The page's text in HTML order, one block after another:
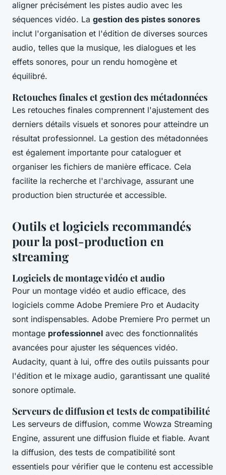
aligner précisément les pistes audio avec les
séquences vidéo. La gestion des pistes sonores
inclut l'organisation et l'édition de diverses sources
audio, telles que la musique, les dialogues et les
effets sonores, pour un rendu homogène et
équilibré.
Retouches finales et gestion des métadonnées
Les retouches finales comprennent l'ajustement des
derniers détails visuels et sonores pour atteindre un
résultat professionnel. La gestion des métadonnées
est également importante pour cataloguer et
organiser les fichiers de manière efficace. Cela
facilite la recherche et l'archivage, assurant une
production bien structurée et accessible.
Outils et logiciels recommandés
pour la post-production en
streaming
Logiciels de montage vidéo et audio
Pour un montage vidéo et audio efficace, des
logiciels comme Adobe Premiere Pro et Audacity
sont indispensables. Adobe Premiere Pro permet un
montage professionnel avec des fonctionnalités
avancées pour ajuster les séquences vidéo.
Audacity, quant à lui, offre des outils puissants pour
l'édition et le mixage audio, garantissant une qualité
sonore optimale.
Serveurs de diffusion et tests de compatibilité
Les serveurs de diffusion, comme Wowza Streaming
Engine, assurent une diffusion fluide et fiable. Avant
la diffusion, des tests de compatibilité sont
essentiels pour vérifier que le contenu est accessible